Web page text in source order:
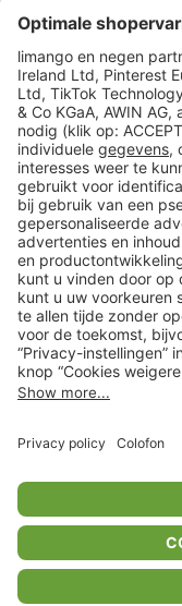
limango
Veilig winkelen
Klantenservice
Shop
Acties
** Alle prijsopgaven
ᵃ Bij